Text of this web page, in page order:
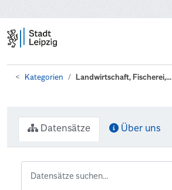
Kategorien Landwirtschaft, Fischerei,...
Datensätze Über uns